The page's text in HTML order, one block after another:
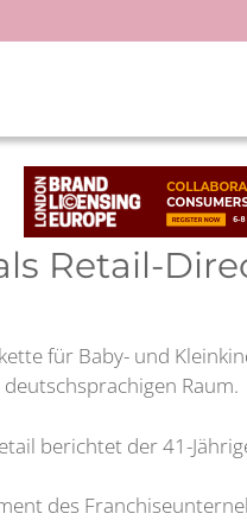
Retail-
für Baby- und
Raum.
berichtet der 41-
des